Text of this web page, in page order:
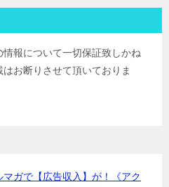
報について一切保証致しかね
お断りさせて頂いておりま
ガで【広告収入】が！《アク